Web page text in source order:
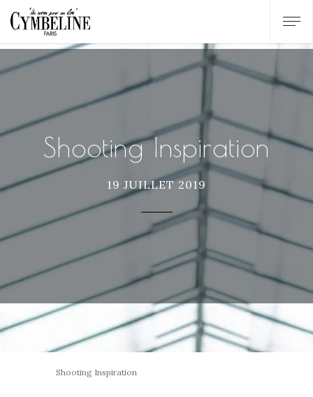
Shooting Inspiration
19 JUILLET 2019
Shooting Inspiration